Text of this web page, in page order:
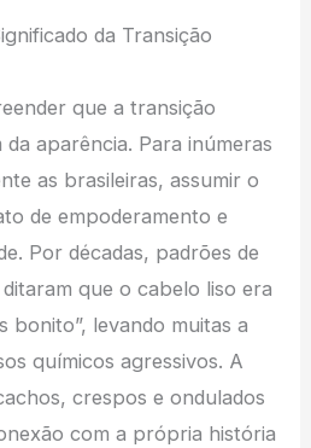
da Transição
que a transição
aparência. Para inúmeras
as brasileiras, assumir o
de empoderamento e
Por décadas, padrões de
que o cabelo liso era
bonito”, levando muitas a
químicos agressivos. A
crespos e ondulados
com a própria história